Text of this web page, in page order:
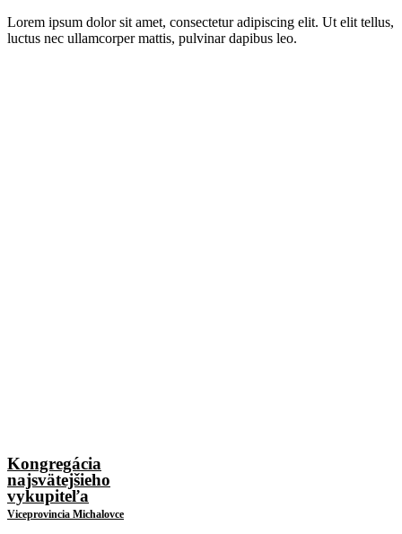
Lorem ipsum dolor sit amet, consectetur adipiscing elit. Ut elit tellus,
luctus nec ullamcorper mattis, pulvinar dapibus leo.
Kongregácia
najsvätejšieho
vykupiteľa
Viceprovincia Michalovce